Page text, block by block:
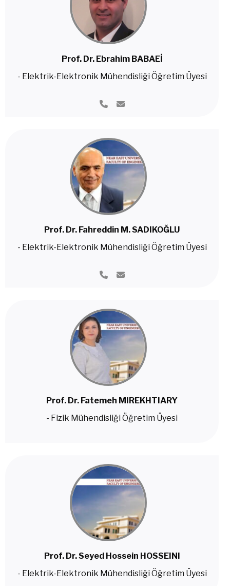
Prof. Dr. Ebrahim BABAEİ
- Elektrik-Elektronik Mühendisliği Öğretim Üyesi
Prof. Dr. Fahreddin M. SADIKOĞLU
- Elektrik-Elektronik Mühendisliği Öğretim Üyesi
Prof. Dr. Fatemeh MIREKHTIARY
- Fizik Mühendisliği Öğretim Üyesi
Prof. Dr. Seyed Hossein HOSSEINI
- Elektrik-Elektronik Mühendisliği Öğretim Üyesi